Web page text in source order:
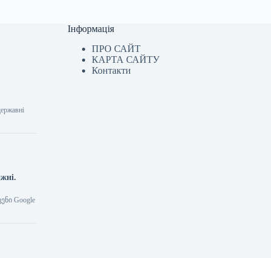
Google
Інформація
ПРО САЙТ
КАРТА САЙТУ
Контакти